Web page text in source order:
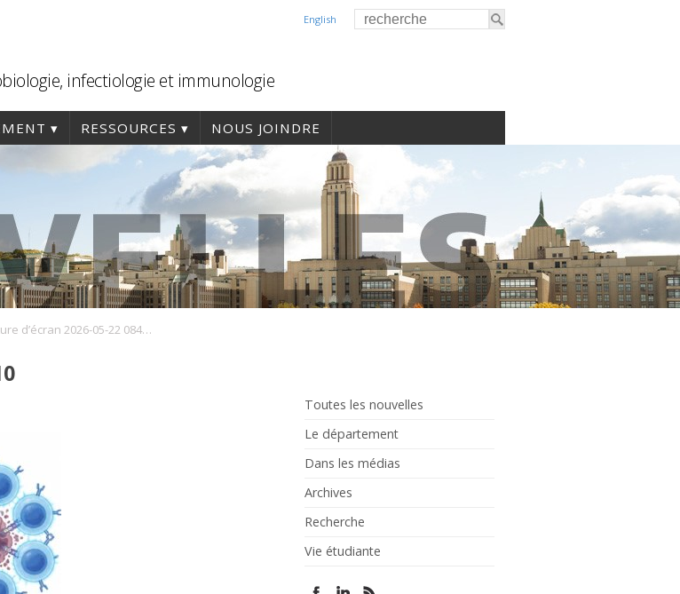
English
infectiologie et immunologie
RESSOURCES NOUS JOINDRE
Capture d’écran 2026-05-22 084710
Toutes les nouvelles
Le département
Dans les médias
Archives
Recherche
Vie étudiante